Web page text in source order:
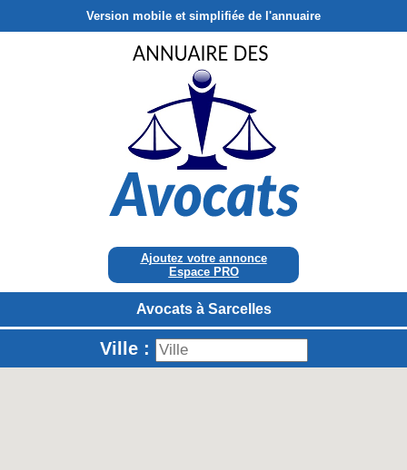
Version mobile et simplifiée de l'annuaire
Ajoutez votre annonce
Espace PRO
Avocats à Sarcelles
Ville :